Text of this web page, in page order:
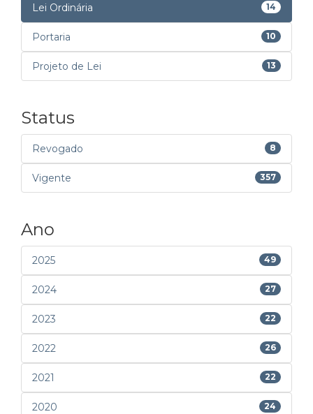
Lei Ordinária 14
Portaria 10
Projeto de Lei 13
Status
Revogado 8
Vigente 357
Ano
2025 49
2024 27
2023 22
2022 26
2021 22
2020 24